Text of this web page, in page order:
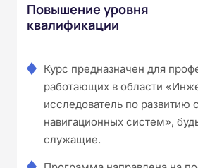
Повышение уровня
квалификации
Курс предназначен для
работающих в области
исследователь по развитию
навигационных систем»,
служащие.